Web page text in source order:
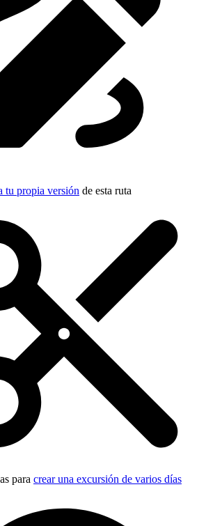
tu propia versión de esta ruta
para crear una excursión de varios días